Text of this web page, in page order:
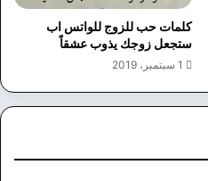
كلمات حب للزوج للواتس اب
ستجعل زوجك يذوب عشقاً
1 سبتمبر، 2019